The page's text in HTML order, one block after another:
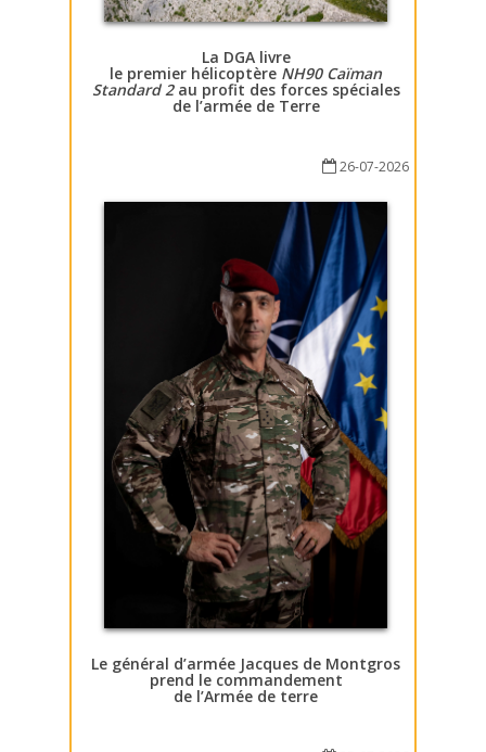
La DGA livre
le premier hélicoptère NH90 Caïman
Standard 2au profit des forces spéciales
de l’armée de Terre
26-07-2026
Le général d’armée Jacques de Montgros
prend le commandement
de l’Armée de terre